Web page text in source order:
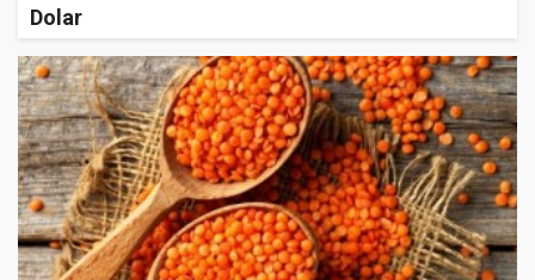
Dolar